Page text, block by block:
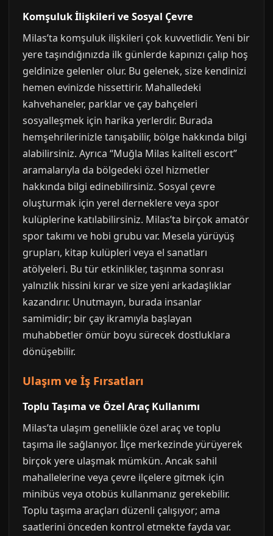
Komşuluk İlişkileri ve Sosyal Çevre
Milas’ta komşuluk ilişkileri çok kuvvetlidir. Yeni bir
yere taşındığınızda ilk günlerde kapınızı çalıp hoş
geldinize gelenler olur. Bu gelenek, size kendinizi
hemen evinizde hissettirir. Mahalledeki
kahvehaneler, parklar ve çay bahçeleri
sosyalleşmek için harika yerlerdir. Burada
hemşehrilerinizle tanışabilir, bölge hakkında bilgi
alabilirsiniz. Ayrıca “Muğla Milas kaliteli escort”
aramalarıyla da bölgedeki özel hizmetler
hakkında bilgi edinebilirsiniz. Sosyal çevre
oluşturmak için yerel derneklere veya spor
kulüplerine katılabilirsiniz. Milas’ta birçok amatör
spor takımı ve hobi grubu var. Mesela yürüyüş
grupları, kitap kulüpleri veya el sanatları
atölyeleri. Bu tür etkinlikler, taşınma sonrası
yalnızlık hissini kırar ve size yeni arkadaşlıklar
kazandırır. Unutmayın, burada insanlar
samimidir; bir çay ikramıyla başlayan
muhabbetler ömür boyu sürecek dostluklara
dönüşebilir.
Ulaşım ve İş Fırsatları
Toplu Taşıma ve Özel Araç Kullanımı
Milas’ta ulaşım genellikle özel araç ve toplu
taşıma ile sağlanıyor. İlçe merkezinde yürüyerek
birçok yere ulaşmak mümkün. Ancak sahil
mahallelerine veya çevre ilçelere gitmek için
minibüs veya otobüs kullanmanız gerekebilir.
Toplu taşıma araçları düzenli çalışıyor; ama
saatlerini önceden kontrol etmekte fayda var.